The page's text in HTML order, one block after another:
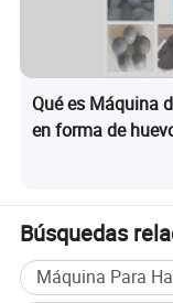
Qué es Máquina
en forma de
Búsquedas
Máquina Para